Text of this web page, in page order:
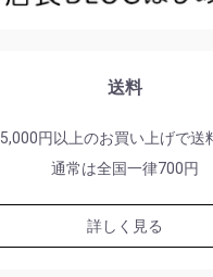
送料
5,000円以上のお買い上げで送
通常は全国一律700円
詳しく見る